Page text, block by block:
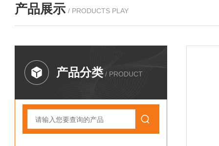
产品展示 / PRODUCTS PLAY
产品分类 / PRODUCT